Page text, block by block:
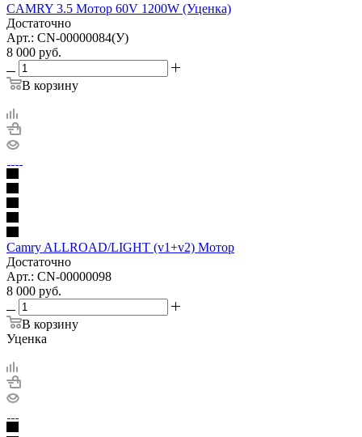
CAMRY 3.5 Мотор 60V 1200W (Уценка)
Достаточно
Арт.: CN-00000084(У)
8 000 руб.
В корзину
Camry ALLROAD/LIGHT (v1+v2) Мотор
Достаточно
Арт.: CN-00000098
8 000 руб.
В корзину
Уценка